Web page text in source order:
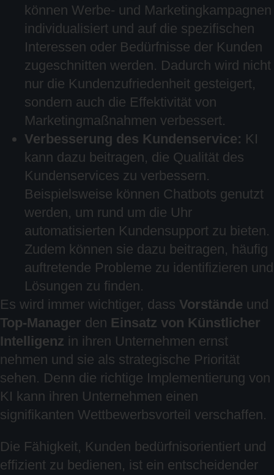
können Werbe- und Marketingkampagnen
individualisiert und auf die spezifischen
Interessen oder Bedürfnisse der Kunden
zugeschnitten werden. Dadurch wird nicht
nur die Kundenzufriedenheit gesteigert,
sondern auch die Effektivität von
Marketingmaßnahmen verbessert.
Verbesserung des Kundenservice: KI
kann dazu beitragen, die Qualität des
Kundenservices zu verbessern.
Beispielsweise können Chatbots genutzt
werden, um rund um die Uhr
automatisierten Kundensupport zu bieten.
Zudem können sie dazu beitragen, häufig
auftretende Probleme zu identifizieren und
Lösungen zu finden.
Es wird immer wichtiger, dass Vorstände und
Top-Manager den Einsatz von Künstlicher
Intelligenz in ihren Unternehmen ernst
nehmen und sie als strategische Priorität
sehen. Denn die richtige Implementierung von
KI kann ihren Unternehmen einen
signifikanten Wettbewerbsvorteil verschaffen.
Die Fähigkeit, Kunden bedürfnisorientiert und
effizient zu bedienen, ist ein entscheidender